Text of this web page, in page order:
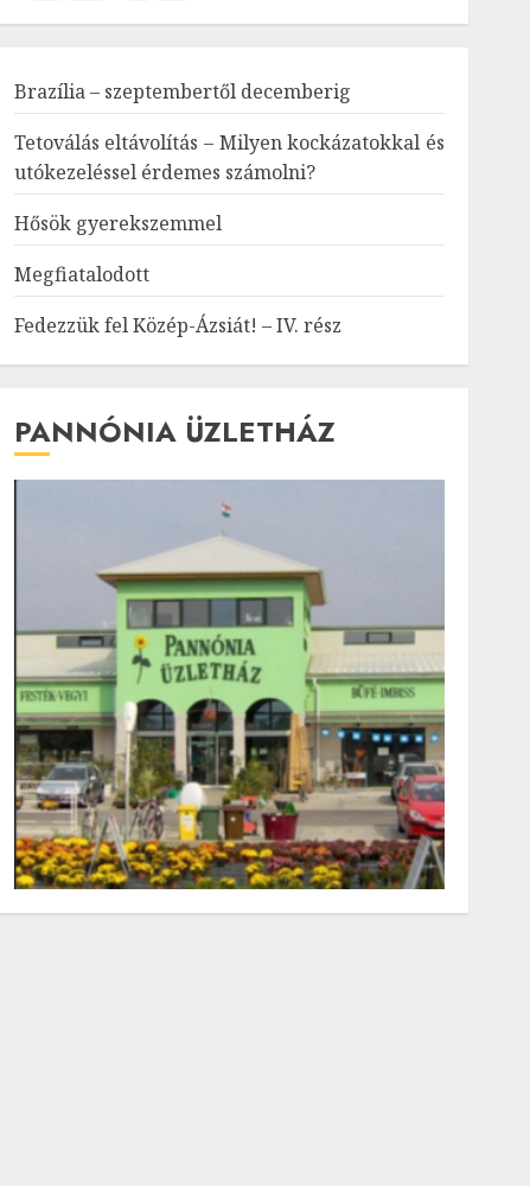
Brazília – szeptembertől decemberig
Tetoválás eltávolítás – Milyen kockázatokkal és
utókezeléssel érdemes számolni?
Hősök gyerekszemmel
Megfiatalodott
Fedezzük fel Közép-Ázsiát! – IV. rész
PANNÓNIA ÜZLETHÁZ